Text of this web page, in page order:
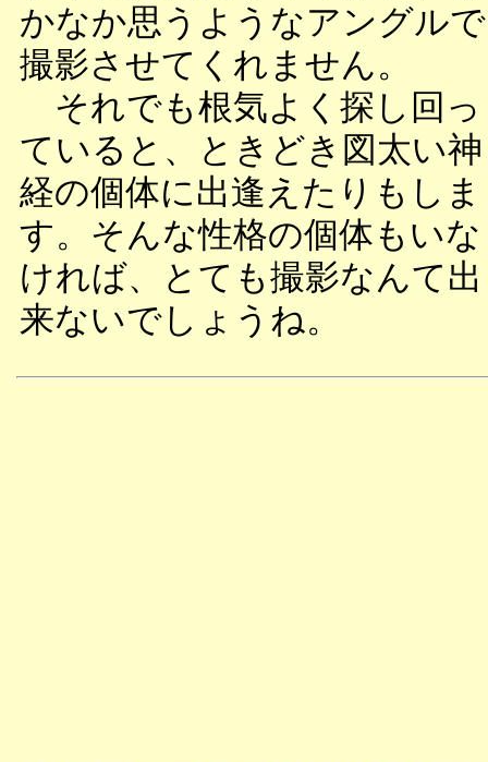
かなか思うようなアングルで
撮影させてくれません。
それでも根気よく探し回っ
ていると、ときどき図太い神
経の個体に出逢えたりもしま
す。そんな性格の個体もいな
ければ、とても撮影なんて出
来ないでしょうね。